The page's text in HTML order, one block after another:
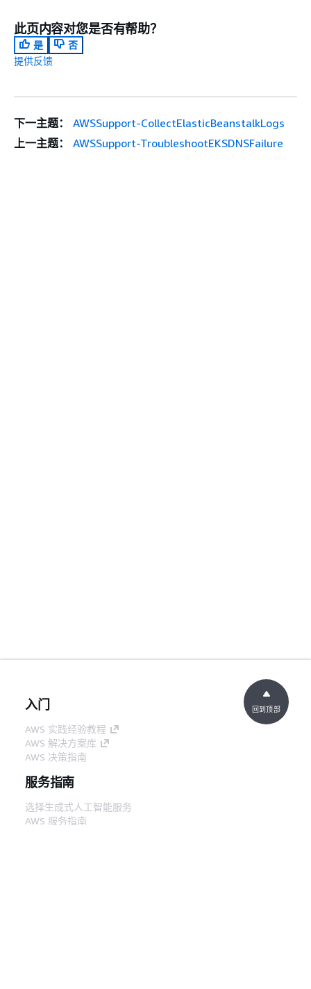
此页内容对您是否有帮助？
是
否
提供反馈
下一主题：
AWSSupport-CollectElasticBeanstalkLogs
上一主题：
AWSSupport-TroubleshootEKSDNSFailure
入门
AWS 实践经验教程
AWS 解决方案库
AWS 决策指南
服务指南
选择生成式人工智能服务
AWS 服务指南
回到顶部